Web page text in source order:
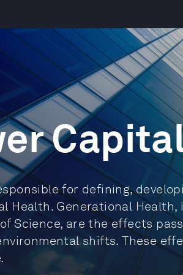
for defining,
Health. Generational
Science, are the effects
shifts. These